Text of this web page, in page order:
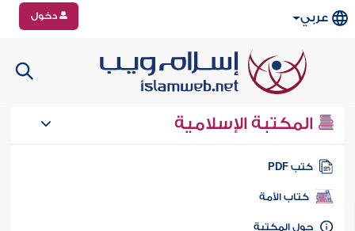
عربي دخول
المكتبة الإسلامية
كتب PDF
كتاب الأمة